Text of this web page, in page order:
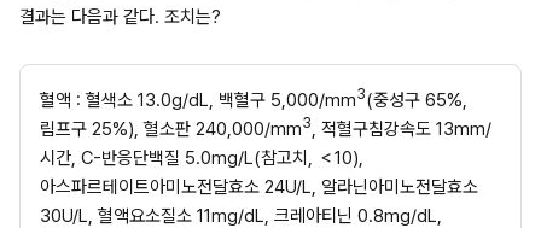
결과는 다음과 같다. 조치는?
혈액 : 혈색소 13.0g/dL, 백혈구 5,000/mm3(중성구 65%,
림프구 25%), 혈소판 240,000/mm3, 적혈구침강속도 13mm/
시간, C-반응단백질 5.0mg/L(참고치, ＜10),
아스파르테이트아미노전달효소 24U/L, 알라닌아미노전달효소
30U/L, 혈액요소질소 11mg/dL, 크레아티닌 0.8mg/dL,